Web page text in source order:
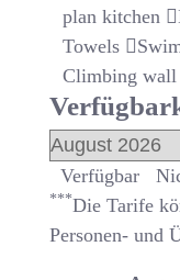
plan kitchen
Towels
Climbing wall
Verfügbar
***Die Tarife
Personen- und